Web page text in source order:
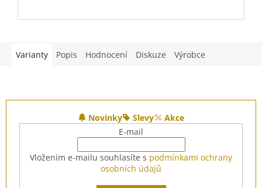
Varianty Popis Hodnocení Diskuze Výrobce
Novinky Slevy
Akce
E-mail
Vložením e-mailu souhlasíte s podmínkami ochrany
osobních údajů